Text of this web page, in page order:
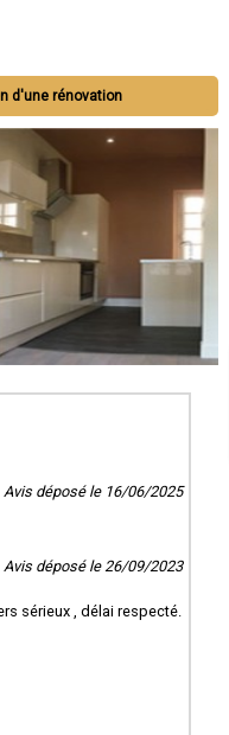
d'une rénovation
Avis déposé le 16/06/2025
Avis déposé le 26/09/2023
sérieux , délai respecté.